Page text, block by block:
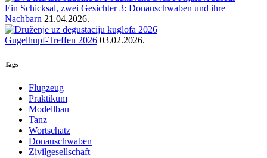
Ein Schicksal, zwei Gesichter 3: Donauschwaben und ihre
Nachbarn 21.04.2026.
Gugelhupf-Treffen 2026 03.02.2026.
Tags
Flugzeug
Praktikum
Modellbau
Tanz
Wortschatz
Donauschwaben
Zivilgesellschaft